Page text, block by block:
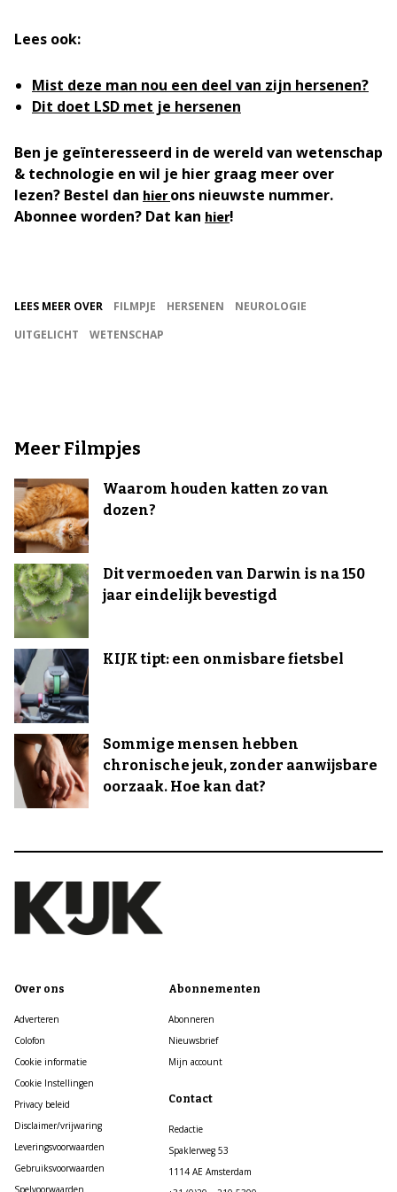
Lees ook:
Mist deze man nou een deel van zijn hersenen?
Dit doet LSD met je hersenen
Ben je geïnteresseerd in de wereld van wetenschap
& technologie en wil je hier graag meer over
lezen? Bestel dan hierons nieuwste nummer.
Abonnee worden? Dat kan hier!
LEES MEER OVER FILMPJE HERSENEN
NEUROLOGIE
UITGELICHT
WETENSCHAP
Meer Filmpjes
Waarom houden katten zo van
dozen?
Dit vermoeden van Darwin is na 150
jaar eindelijk bevestigd
KIJK tipt: een onmisbare fietsbel
Sommige mensen hebben
chronische jeuk, zonder aanwijsbare
oorzaak. Hoe kan dat?
Over ons
Adverteren
Colofon
Cookie informatie
Cookie Instellingen
Privacy beleid
Disclaimer/vrijwaring
Leveringsvoorwaarden
Gebruiksvoorwaarden
Spelvoorwaarden
Abonnementen
Abonneren
Nieuwsbrief
Mijn account
Contact
Redactie
Spaklerweg 53
1114 AE Amsterdam